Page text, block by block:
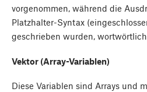
vorgenommen, während die
Platzhalter-Syntax
geschrieben wurden,
Vektor (Array-Variablen)
Diese Variablen sind Arrays und